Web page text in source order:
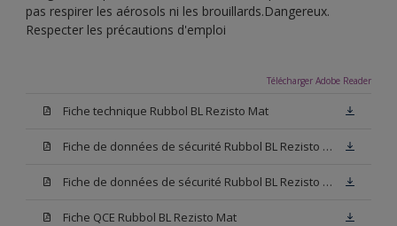
pas respirer les aérosols ni les brouillards.Dangereux.
Respecter les précautions d'emploi
Télécharger Adobe Reader
Fiche technique Rubbol BL Rezisto Mat
Fiche de données de sécurité Rubbol BL Rezisto Mat Base W05
Fiche de données de sécurité Rubbol BL Rezisto Mat Base N00
Fiche QCE Rubbol BL Rezisto Mat